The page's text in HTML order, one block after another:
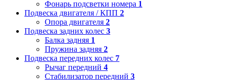
Фонарь подсветки номера 1
Подвеска двигателя / КПП 2
Опора двигателя 2
Подвеска задних колес 3
Балка задняя 1
Пружина задняя 2
Подвеска передних колес 7
Рычаг передний 4
Стабилизатор передний 3